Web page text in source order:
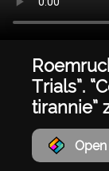
Trials”.
tirannie”